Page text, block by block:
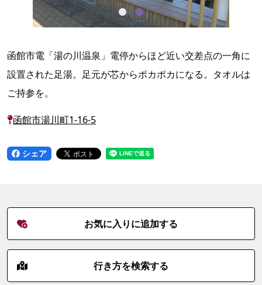
函館市電「湯の川温泉」電停からほど近い交差点の一角に
設置された足湯。足元が芯からポカポカになる。タオルは
ご持参を。
函館市湯川町1-16-5
シェア
お気に入りに追加する
行き方を検索する